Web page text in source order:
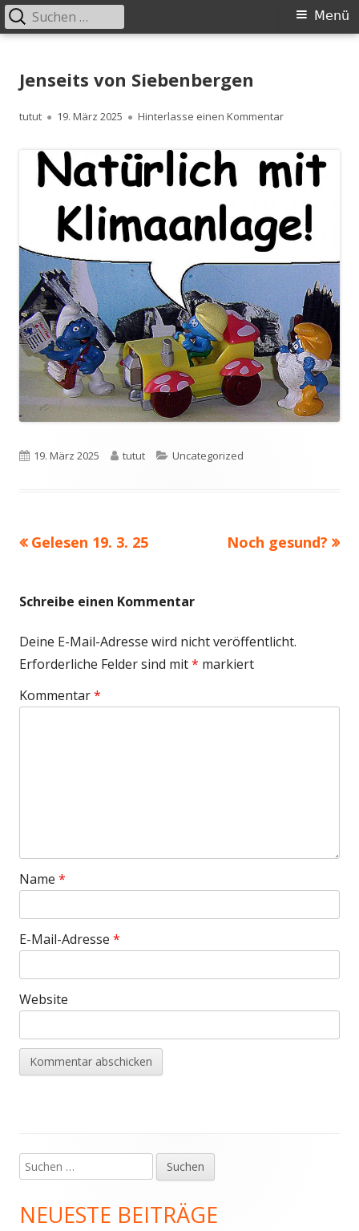
zum
Inhalt
Primäres
Menü
Suchen
nach:
Jenseits von Siebenbergen
Autor
tutut
Veröffentlicht
19. März 2025 Hinterlasse einen Kommentarzu Jenseits
Veröffentlicht
19. März 2025 Autor
tutut Kategorien
Uncategorized
Beitragsnavigation
Vorheriger
Gelesen 19. 3. 25
Nächster
Noch gesund?
Schreibe einen Kommentar
Deine E-Mail-Adresse wird nicht veröffentlicht.
Erforderliche Felder sind mit* markiert
Kommentar*
Name *
E-Mail-Adresse *
Website
Haupt-
Seitenleiste
Suchen
nach:
NEUESTE BEITRÄGE